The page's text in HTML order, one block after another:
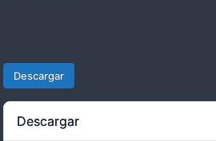
Descargar
Descargar